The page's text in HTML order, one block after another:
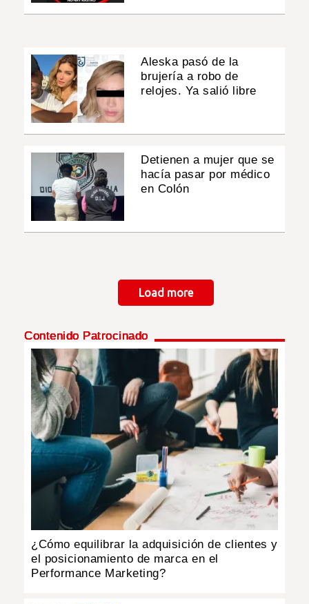
Aleska pasó de la
brujería a robo de
relojes. Ya salió libre
Detienen a mujer que se
hacía pasar por médico
en Colón
Load more
Contenido Patrocinado
¿Cómo equilibrar la adquisición de clientes y
el posicionamiento de marca en el
Performance Marketing?